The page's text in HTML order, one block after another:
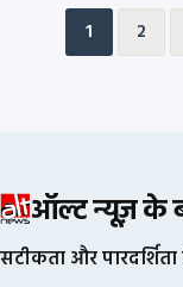
1 2
ऑल्ट न्यूज़ के
सटीकता और पारदर्शिता